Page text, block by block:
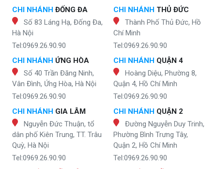
CHI NHÁNH ĐỐNG ĐA
Số 83 Láng Hạ, Đống Đa,
Hà Nội
Tel:0969.26.90.90
CHI NHÁNH ỨNG HÒA
Số 40 Trần Đăng Ninh,
Vân Đình, Ứng Hòa, Hà Nội
Tel:0969.26.90.90
CHI NHÁNH GIA LÂM
Nguyễn Đức Thuận, tổ
dân phố Kiên Trung, TT. Trâu
Quỳ, Hà Nội
Tel:0969.26.90.90
CHI NHÁNH THỦ ĐỨC
Thành Phố Thủ Đức, Hồ
Chí Minh
Tel:0969.26.90.90
CHI NHÁNH QUẬN 4
Hoàng Diệu, Phường 8,
Quận 4, Hồ Chí Minh
Tel:0969.26.90.90
CHI NHÁNH QUẬN 2
Đường Nguyễn Duy Trinh,
Phường Bình Trưng Tây,
Quận 2, Hồ Chí Minh
Tel:0969.26.90.90